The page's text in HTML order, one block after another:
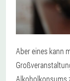
Aber eines kann